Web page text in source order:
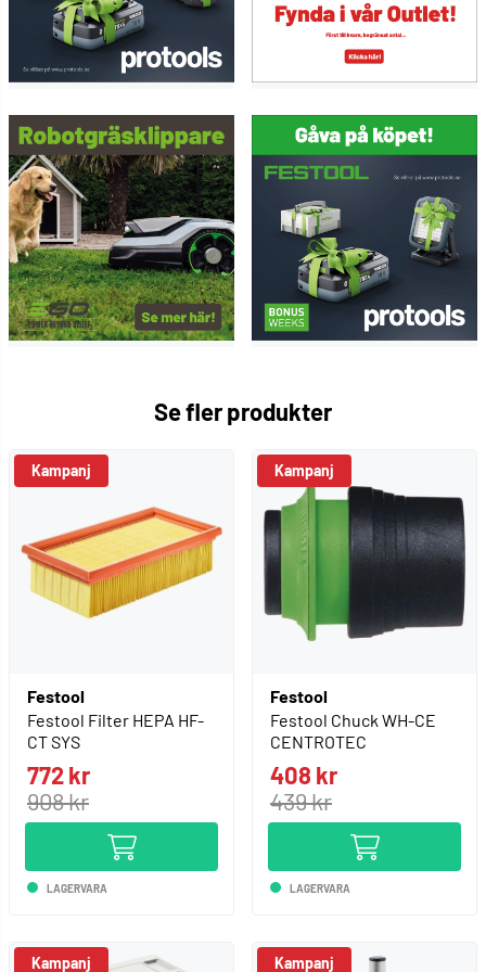
Se fler produkter
Festool
Festool Filter HEPA HF-
CT SYS
772 kr
908 kr
LAGERVARA
Kampanj
Festool
Festool Chuck WH-CE
CENTROTEC
408 kr
439 kr
LAGERVARA
Kampanj